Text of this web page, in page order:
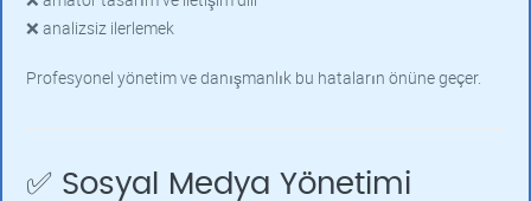
❌ analizsiz ilerlemek
Profesyonel yönetim ve danışmanlık bu hataların önüne geçer.
✅ Sosyal Medya Yönetimi